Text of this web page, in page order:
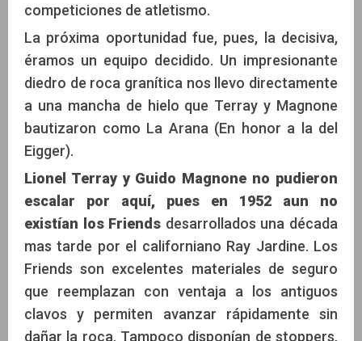
competiciones de atletismo.
La próxima oportunidad fue, pues, la decisiva,
éramos un equipo decidido. Un impresionante
diedro de roca granítica nos llevo directamente
a una mancha de hielo que Terray y Magnone
bautizaron como La Arana (En honor a la del
Eigger).
Lionel Terray y Guido Magnone no pudieron
escalar por aquí, pues en 1952 aun no
existían los Friends desarrollados una década
mas tarde por el californiano Ray Jardine. Los
Friends son excelentes materiales de seguro
que reemplazan con ventaja a los antiguos
clavos y permiten avanzar rápidamente sin
dañar la roca. Tampoco disponían de stoppers,